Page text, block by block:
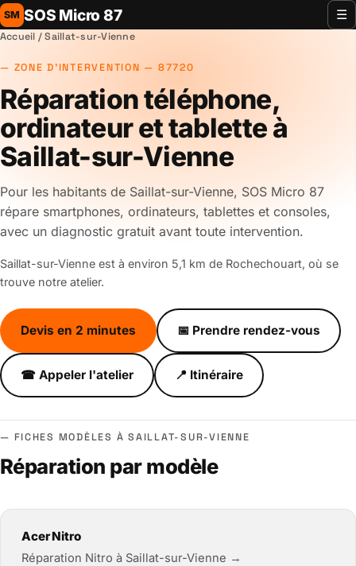
SM SOS Micro 87 ☰
Accueil / Saillat-sur-Vienne
ZONE D'INTERVENTION — 87720
Réparation téléphone,
ordinateur et tablette à
Saillat-sur-Vienne
Pour les habitants de Saillat-sur-Vienne, SOS Micro 87
répare smartphones, ordinateurs, tablettes et consoles,
avec un diagnostic gratuit avant toute intervention.
Saillat-sur-Vienne est à environ 5,1 km de Rochechouart, où se
trouve notre atelier.
Devis en 2 minutes 📅 Prendre rendez-vous
☎ Appeler l'atelier 📍 Itinéraire
FICHES MODÈLES À SAILLAT-SUR-VIENNE
Réparation par modèle
Acer Nitro
Réparation Nitro à Saillat-sur-Vienne →